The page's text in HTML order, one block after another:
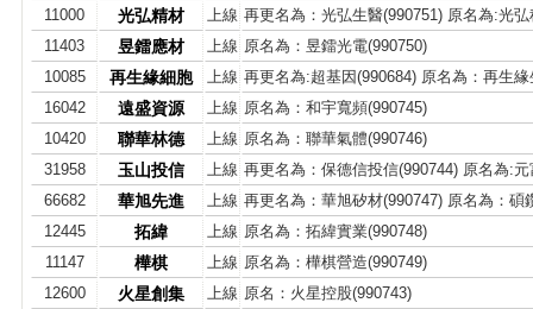
11000
光弘精材 上線 再更名為：光弘生醫(990751) 原名為:光弘
11403
昱鐳應材 上線 原名為：昱鐳光電(990750)
10085
再生緣細胞 上線 再更名為:超基因(990684) 原名為：再生
16042
遠盛資源 上線 原名為：和宇寬頻(990745)
10420
聯華林德 上線 原名為：聯華氣體(990746)
31958
玉山投信 上線 再更名為：保德信投信(990744) 原名為:
66682
華旭先進 上線 再更名為：華旭矽材(990747) 原名為：碩
12445
拓緯 上線 原名為：拓緯實業(990748)
11147
樺棋 上線 原名為：樺棋營造(990749)
12600
火星創集 上線 原名：火星控股(990743)